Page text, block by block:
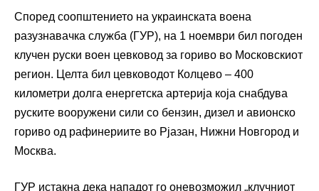
Според соопштението на украинската воена
разузнавачка служба (ГУР), на 1 ноември бил погоден
клучен руски воен цевковод за гориво во Московскиот
регион. Целта бил цевководот Колцево – 400
километри долга енергетска артерија која снабдува
руските вооружени сили со бензин, дизел и авионско
гориво од рафинериите во Рјазан, Нижни Новгород и
Москва.
ГУР истакна дека нападот го оневозможил „клучниот